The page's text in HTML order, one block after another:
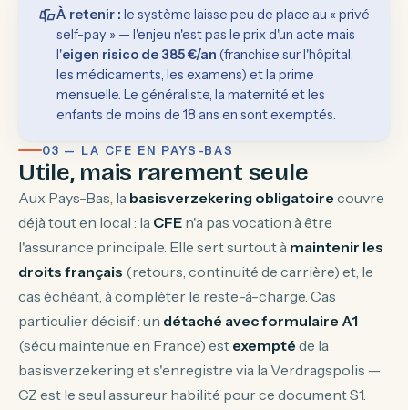
À retenir : le système laisse peu de place au « privé
self-pay » — l'enjeu n'est pas le prix d'un acte mais
l'eigen risico de 385 €/an (franchise sur l'hôpital,
les médicaments, les examens) et la prime
mensuelle. Le généraliste, la maternité et les
enfants de moins de 18 ans en sont exemptés.
03 — LA CFE EN PAYS-BAS
Utile, mais rarement seule
Aux Pays-Bas, la basisverzekering obligatoire couvre
déjà tout en local : la CFE n'a pas vocation à être
l'assurance principale. Elle sert surtout à maintenir les
droits français (retours, continuité de carrière) et, le
cas échéant, à compléter le reste-à-charge. Cas
particulier décisif : un détaché avec formulaire A1
(sécu maintenue en France) est exempté de la
basisverzekering et s'enregistre via laVerdragspolis —
CZ est le seul assureur habilité pour ce document S1.